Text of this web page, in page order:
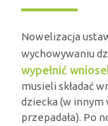
Nowelizacja
wychowywaniu
wypełnić
musieli składać
dziecka (w innym
przepadała). Po